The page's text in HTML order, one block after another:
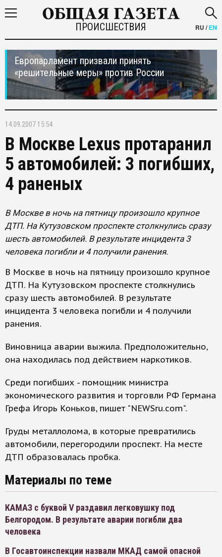
ПРОИСШЕСТВИЯ RU /EN
Европарламент призвали принять
«решительные меры» против России
14.09.2007 15:54
В Москве Lexus протаранил
5 автомобилей: 3 погибших,
4 раненых
В Москве в ночь на пятницу произошло крупное
ДТП. На Кутузовском проспекте столкнулись сразу
шесть автомобилей. В результате инцидента 3
человека погибли и 4 получили ранения.
В Москве в ночь на пятницу произошло крупное
ДТП. На Кутузовском проспекте столкнулись
сразу шесть автомобилей. В результате
инцидента 3 человека погибли и 4 получили
ранения.
Виновница аварии выжила. Предположительно,
она находилась под действием наркотиков.
Среди погибших - помощник министра
экономического развития и торговли РФ Германа
Грефа Игорь Коньков, пишет "NEWSru.com".
Груды металлолома, в которые превратились
автомобили, перегородили проспект. На месте
ДТП образовалась пробка.
Материалы по теме
КАМАЗ с буквой V раздавил легковушку под
Белгородом. В результате аварии погибли два
человека
В Госавтоинспекции назвали МКАД самой опасной